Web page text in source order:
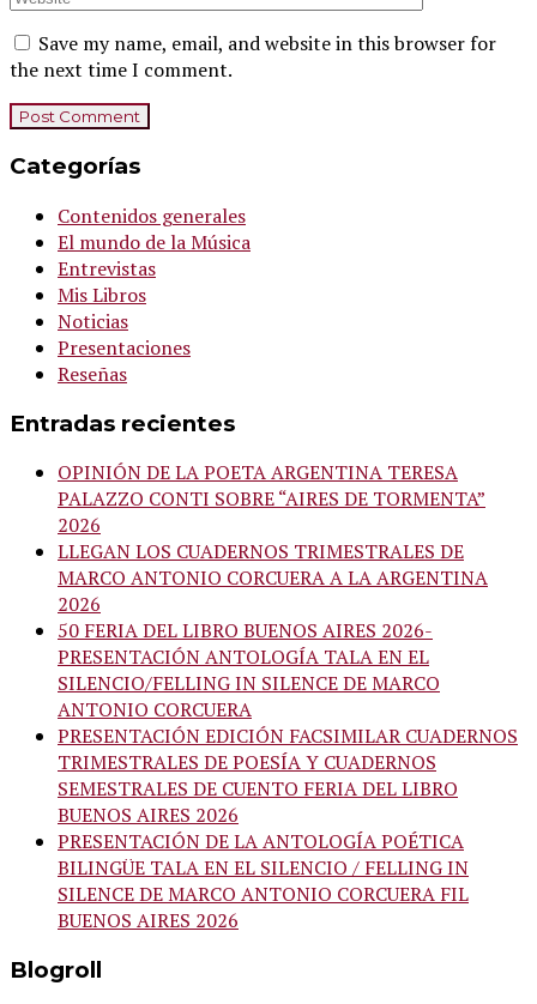
Save my name, email, and website in this browser for
the next time I comment.
Categorías
Contenidos generales
El mundo de la Música
Entrevistas
Mis Libros
Noticias
Presentaciones
Reseñas
Entradas recientes
OPINIÓN DE LA POETA ARGENTINA TERESA
PALAZZO CONTI SOBRE “AIRES DE TORMENTA”
2026
LLEGAN LOS CUADERNOS TRIMESTRALES DE
MARCO ANTONIO CORCUERA A LA ARGENTINA
2026
50 FERIA DEL LIBRO BUENOS AIRES 2026-
PRESENTACIÓN ANTOLOGÍA TALA EN EL
SILENCIO/FELLING IN SILENCE DE MARCO
ANTONIO CORCUERA
PRESENTACIÓN EDICIÓN FACSIMILAR CUADERNOS
TRIMESTRALES DE POESÍA Y CUADERNOS
SEMESTRALES DE CUENTO FERIA DEL LIBRO
BUENOS AIRES 2026
PRESENTACIÓN DE LA ANTOLOGÍA POÉTICA
BILINGÜE TALA EN EL SILENCIO / FELLING IN
SILENCE DE MARCO ANTONIO CORCUERA FIL
BUENOS AIRES 2026
Blogroll